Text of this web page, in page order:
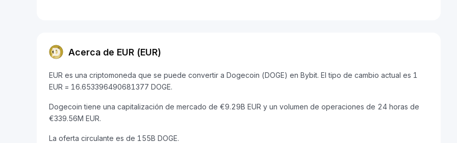
Acerca de EUR (EUR)
EUR es una criptomoneda que se puede convertir a Dogecoin (DOGE) en Bybit. El tipo de cambio actual es 1
EUR = 16.653396490681377 DOGE.
Dogecoin tiene una capitalización de mercado de €9.29B EUR y un volumen de operaciones de 24 horas de
€339.56M EUR.
La oferta circulante es de 155B DOGE.